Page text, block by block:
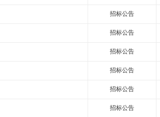
招标公告
招标公告
招标公告
招标公告
招标公告
招标公告